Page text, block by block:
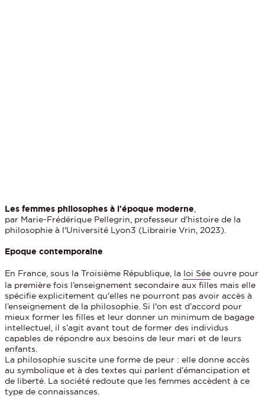
Les femmes philosophes à l'époque moderne
par Marie-Frédérique Pellegrin, professeur d'histoire de la
philosophie à l'Université Lyon3 (Librairie Vrin, 2023).
Epoque contemporaine
En France, sous la Troisième République, la loi Sée ouvre pour
la première fois l’enseignement secondaire aux filles mais elle
spécifie explicitement qu'elles ne pourront pas avoir accès à
l’enseignement de la philosophie. Si l'on est d’accord pour
mieux former les filles et leur donner un minimum de bagage
intellectuel, il s’agit avant tout de former des individus
capables de répondre aux besoins de leur mari et de leurs
enfants.
La philosophie suscite une forme de peur : elle donne accès
au symbolique et à des textes qui parlent d’émancipation et
de liberté. La société redoute que les femmes accèdent à ce
type de connaissances.